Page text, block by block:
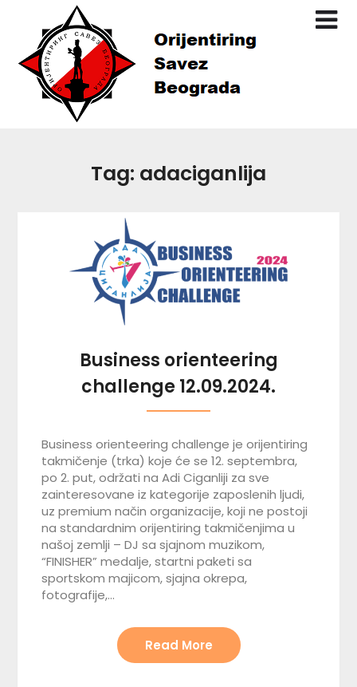
content
Tag: adaciganlija
Business orienteering
challenge 12.09.2024.
Business orienteering challenge je orijentiring
takmičenje (trka) koje će se 12. septembra,
po 2. put, održati na Adi Ciganliji za sve
zainteresovane iz kategorije zaposlenih ljudi,
uz premium način organizacije, koji ne postoji
na standardnim orijentiring takmičenjima u
našoj zemlji – DJ sa sjajnom muzikom,
“FINISHER” medalje, startni paketi sa
sportskom majicom, sjajna okrepa,
fotografije,…
Read More